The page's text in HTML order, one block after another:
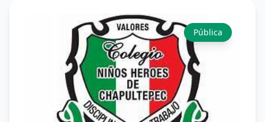
Pública